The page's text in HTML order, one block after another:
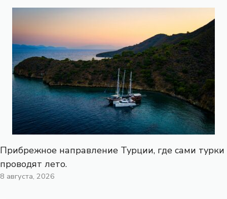
Прибрежное направление Турции, где сами турки
проводят лето.
8 августа, 2026